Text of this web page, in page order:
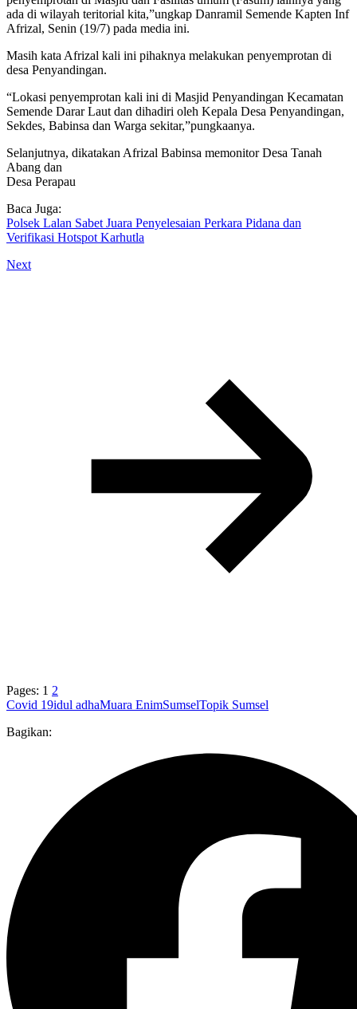
ada di wilayah teritorial kita,”ungkap Danramil Semende Kapten Inf
Afrizal, Senin (19/7) pada media ini.
Masih kata Afrizal kali ini pihaknya melakukan penyemprotan di
desa Penyandingan.
“Lokasi penyemprotan kali ini di Masjid Penyandingan Kecamatan
Semende Darar Laut dan dihadiri oleh Kepala Desa Penyandingan,
Sekdes, Babinsa dan Warga sekitar,”pungkaanya.
Selanjutnya, dikatakan Afrizal Babinsa memonitor Desa Tanah
Abang dan
Desa Perapau
Baca Juga:
Polsek Lalan Sabet Juara Penyelesaian Perkara Pidana dan
Verifikasi Hotspot Karhutla
Next
Pages: 1 2
Covid 19idul adhaMuara EnimSumselTopik Sumsel
Bagikan: